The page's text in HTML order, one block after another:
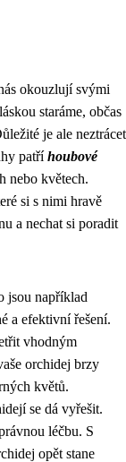
okouzlují svými
staráme, občas
je ale neztrácet
patříhoubové
nebo květech.
si s nimi hravě
a nechat si poradit
jsou například
a efektivní řešení.
vhodným
orchidej brzy
květů.
se dá vyřešit.
léčbu. S
opět stane